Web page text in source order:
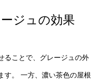
ジュの効果
ることで、グレージュの外
す。 一方、濃い茶色の屋根